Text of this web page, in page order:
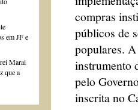
em JF e
Marai
que a
compras
públicos de
populares.
instrumento
pelo
inscrita no